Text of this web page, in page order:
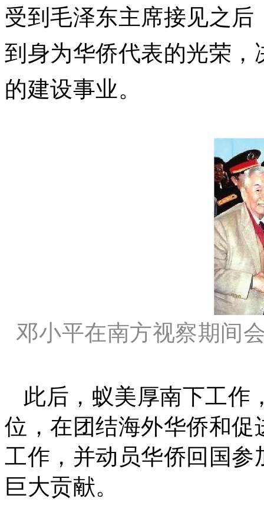
受到毛泽东主席接见之
到身为华侨代表的光荣
的建设事业。
邓小平在南方视察期间
此后，蚁美厚南下工作
位，在团结海外华侨和
工作，并动员华侨回国
巨大贡献。